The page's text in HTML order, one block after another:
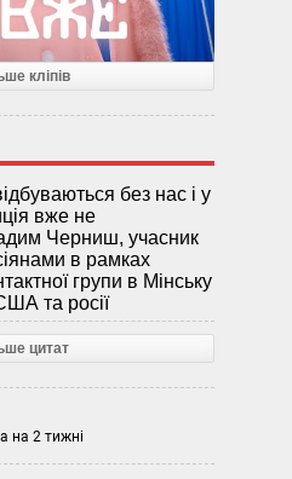
кліпів
без нас і у
вже не
Черниш, учасник
в рамках
групи в Мінську
та росії
цитат
на 2 тижні